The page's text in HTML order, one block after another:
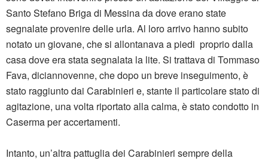
Santo Stefano Briga di Messina da dove erano state
segnalate provenire delle urla. Al loro arrivo hanno subito
notato un giovane, che si allontanava a piedi proprio dalla
casa dove era stata segnalata la lite. Si trattava di Tommaso
Fava, diciannovenne, che dopo un breve inseguimento, è
stato raggiunto dai Carabinieri e, stante il particolare stato di
agitazione, una volta riportato alla calma, è stato condotto in
Caserma per accertamenti.
Intanto, un’altra pattuglia dei Carabinieri sempre della